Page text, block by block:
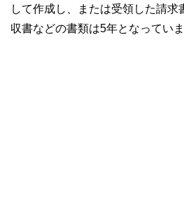
して作成し、または受領した請求
収書などの書類は5年となっていま